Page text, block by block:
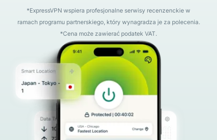
*ExpressVPN wspiera profesjonalne serwisy recenzenckie w
ramach programu partnerskiego, który wynagradza je za polecenia.
*Cena może zawierać podatek VAT.